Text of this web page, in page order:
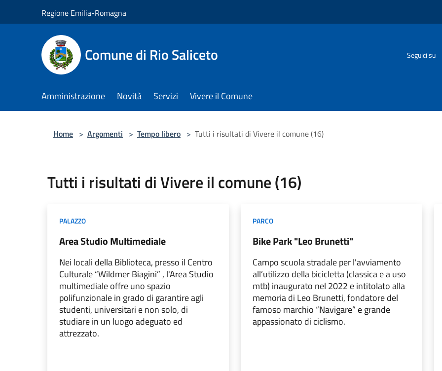
Regione Emilia-Romagna
Comune di Rio Saliceto Seguici su
Amministrazione Novità Servizi Vivere il Comune
Home > Argomenti > Tempo libero > Tutti i risultati di Vivere il comune (16)
Tutti i risultati di Vivere il comune (16)
PALAZZO
Area Studio Multimediale
Nei locali della Biblioteca, presso il Centro
Culturale “Wildmer Biagini” , l'Area Studio
multimediale offre uno spazio
polifunzionale in grado di garantire agli
studenti, universitari e non solo, di
studiare in un luogo adeguato ed
attrezzato.
PARCO
Bike Park "Leo Brunetti"
Campo scuola stradale per l'avviamento
all’utilizzo della bicicletta (classica e a uso
mtb) inaugurato nel 2022 e intitolato alla
memoria di Leo Brunetti, fondatore del
famoso marchio “Navigare” e grande
appassionato di ciclismo.